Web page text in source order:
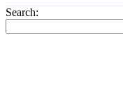
Search: